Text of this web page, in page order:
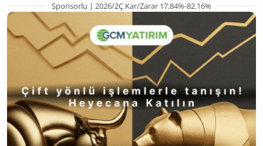
Sponsorlu | 2026/2Ç Kar/Zarar 17.84%-82.16%